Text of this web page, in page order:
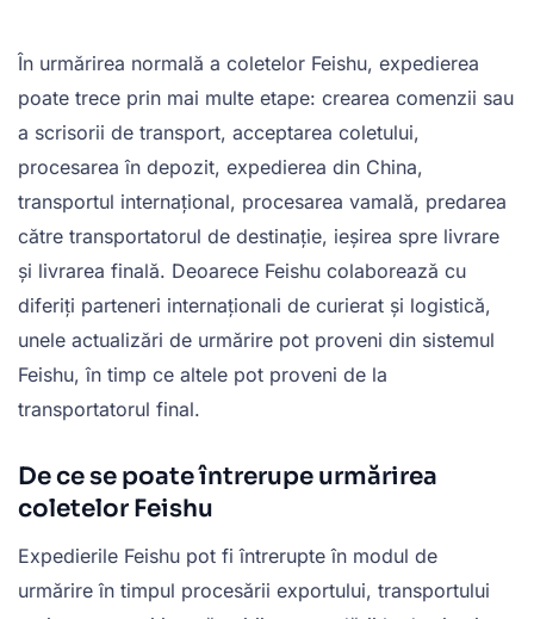
În urmărirea normală a coletelor Feishu, expedierea
poate trece prin mai multe etape: crearea comenzii sau
a scrisorii de transport, acceptarea coletului,
procesarea în depozit, expedierea din China,
transportul internațional, procesarea vamală, predarea
către transportatorul de destinație, ieșirea spre livrare
și livrarea finală. Deoarece Feishu colaborează cu
diferiți parteneri internaționali de curierat și logistică,
unele actualizări de urmărire pot proveni din sistemul
Feishu, în timp ce altele pot proveni de la
transportatorul final.
De ce se poate întrerupe urmărirea
coletelor Feishu
Expedierile Feishu pot fi întrerupte în modul de
urmărire în timpul procesării exportului, transportului